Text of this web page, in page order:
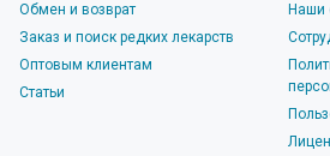
Обмен и возврат
Заказ и поиск редких лекарств
Оптовым клиентам
Статьи
Наши